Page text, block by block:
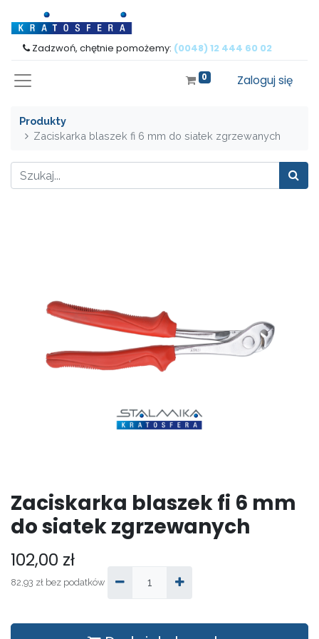
Zadzwoń, chętnie pomożemy: (0048) 12 444 60 02
0 Zaloguj się
Produkty
Zaciskarka blaszek fi 6 mm do siatek zgrzewanych
Zaciskarka blaszek fi 6 mm
do siatek zgrzewanych
102,00 zł
82,93 zł bez podatków